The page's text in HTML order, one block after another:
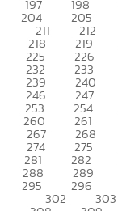
197 198
204 205
211 212
218 219
225 226
232 233
239 240
246 247
253 254
260 261
267 268
274 275
281 282
288 289
295 296
302 303